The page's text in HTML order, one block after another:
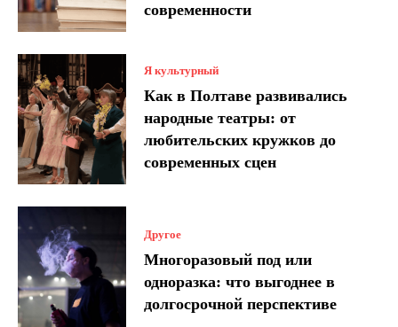
современности
Я культурный
Как в Полтаве развивались
народные театры: от
любительских кружков до
современных сцен
Другое
Многоразовый под или
одноразка: что выгоднее в
долгосрочной перспективе